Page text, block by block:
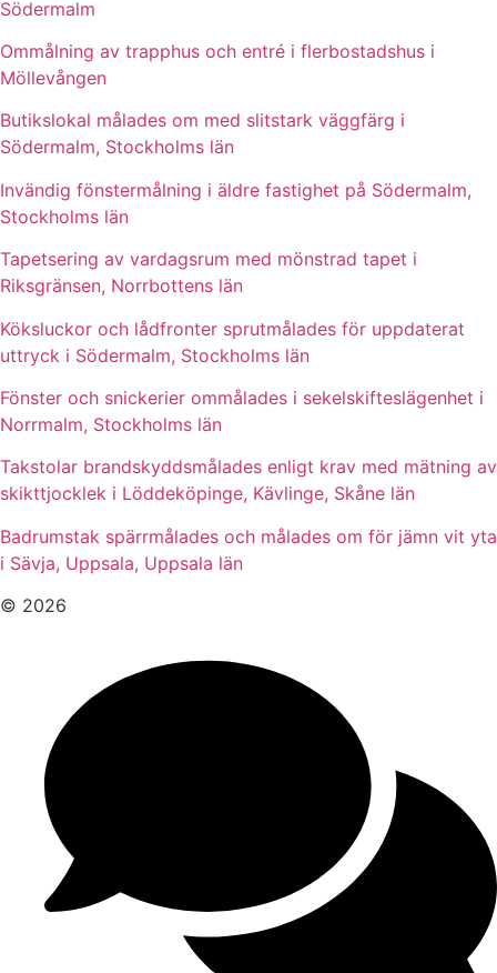
Södermalm
Ommålning av trapphus och entré i flerbostadshus i
Möllevången
Butikslokal målades om med slitstark väggfärg i
Södermalm, Stockholms län
Invändig fönstermålning i äldre fastighet på Södermalm,
Stockholms län
Tapetsering av vardagsrum med mönstrad tapet i
Riksgränsen, Norrbottens län
Köksluckor och lådfronter sprutmålades för uppdaterat
uttryck i Södermalm, Stockholms län
Fönster och snickerier ommålades i sekelskifteslägenhet i
Norrmalm, Stockholms län
Takstolar brandskyddsmålades enligt krav med mätning av
skikttjocklek i Löddeköpinge, Kävlinge, Skåne län
Badrumstak spärrmålades och målades om för jämn vit yta
i Sävja, Uppsala, Uppsala län
© 2026